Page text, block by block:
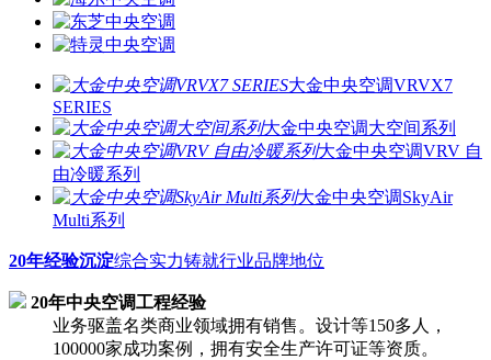
大金中央空调VRVX7
SERIES
大金中央空调大空间系列
大金中央空调VRV 自
由冷暖系列
大金中央空调SkyAir
Multi系列
20年经验沉淀综合实力铸就行业品牌地位
20年中央空调工程经验
业务驱盖名类商业领域拥有销售。设计等150多人，
100000家成功案例，拥有安全生产许可证等资质。